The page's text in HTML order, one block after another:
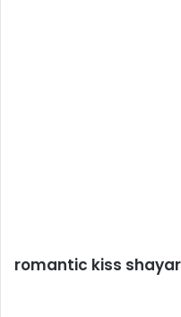
romantic kiss